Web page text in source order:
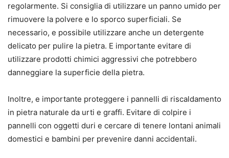
regolarmente. Si consiglia di utilizzare un panno umido per
rimuovere la polvere e lo sporco superficiali. Se
necessario, e possibile utilizzare anche un detergente
delicato per pulire la pietra. E importante evitare di
utilizzare prodotti chimici aggressivi che potrebbero
danneggiare la superficie della pietra.
Inoltre, e importante proteggere i pannelli di riscaldamento
in pietra naturale da urti e graffi. Evitare di colpire i
pannelli con oggetti duri e cercare di tenere lontani animali
domestici e bambini per prevenire danni accidentali.